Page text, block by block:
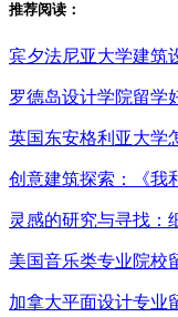
推荐阅读：
宾夕法尼亚大学建筑
罗德岛设计学院留学
英国东安格利亚大学
创意建筑探索：《我
灵感的研究与寻找：
美国音乐类专业院校
加拿大平面设计专业